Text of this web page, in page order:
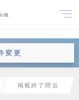
職
変更
掲載終了間近